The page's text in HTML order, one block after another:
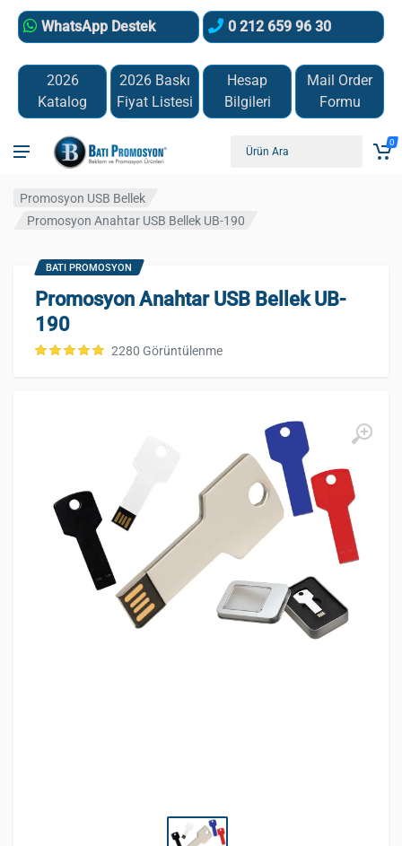
WhatsApp Destek 0 212 659 96 30
2026
Katalog
2026 Baskı
Fiyat Listesi
Hesap
Bilgileri
Mail Order
Formu
0
Promosyon USB Bellek
Promosyon Anahtar USB Bellek UB-190
Promosyon Anahtar USB Bellek UB-
190
2280 Görüntülenme
BATI PROMOSYON